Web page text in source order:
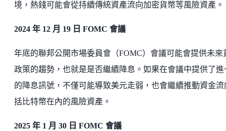
境，熱錢可能會從持續傳統資產流向加密貨幣等風險資產。
2024 年 12 月 19 日 FOMC 會議
年底的聯邦公開市場委員會（FOMC）會議可能會提供未來
政策的趨勢，也就是是否繼續降息。如果在會議中提供了進
的降息訊號，不僅可能導致美元走弱，也會繼續推動資金流
括比特幣在內的風險資產。
2025 年 1 月 30 日 FOMC 會議